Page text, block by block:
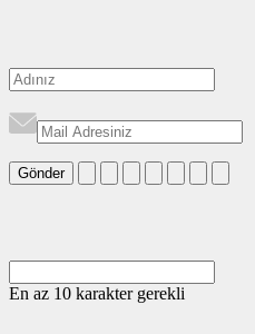
Gönder
En az 10 karakter gerekli